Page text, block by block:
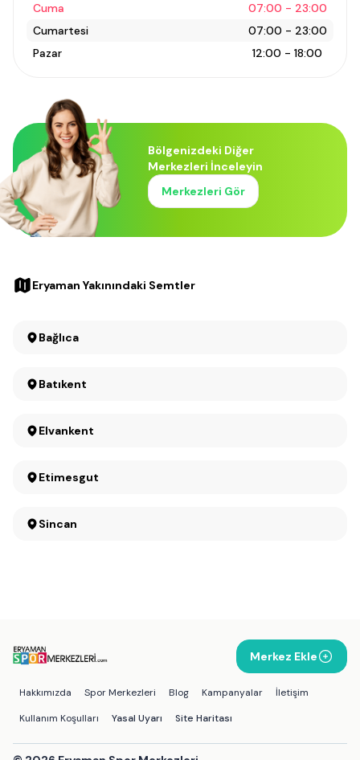
Cuma
07:00 - 23:00
Cumartesi
07:00 - 23:00
Pazar
12:00 - 18:00
Bölgenizdeki Diğer
Merkezleri İnceleyin
Merkezleri Gör
Eryaman Yakınındaki Semtler
Bağlıca
Batıkent
Elvankent
Etimesgut
Sincan
Merkez Ekle
Hakkımızda Spor Merkezleri Blog Kampanyalar
İletişim
Kullanım Koşulları
Yasal Uyarı Site Haritası